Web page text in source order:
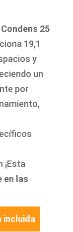
25
19,1
y
un
por
en las
incluida